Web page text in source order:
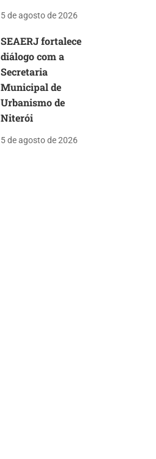
5 de agosto de 2026
SEAERJ fortalece
diálogo com a
Secretaria
Municipal de
Urbanismo de
Niterói
5 de agosto de 2026